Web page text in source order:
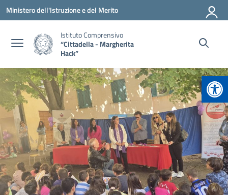
Vai ai contenuti
Vai al menu di navigazione
Vai al footer
Ministero dell'Istruzione e del Merito
Istituto Comprensivo
“Cittadella - Margherita
Hack”